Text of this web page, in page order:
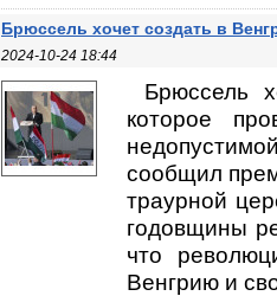
Брюссель хочет создать в
2024-10-24 18:44
Брюссель
которое
сообщил
траурной
годовщины
что
Венгрию и